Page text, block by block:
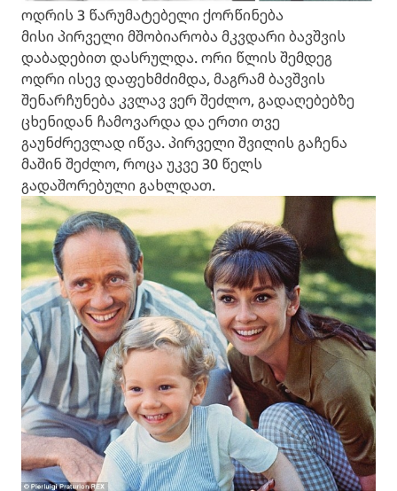
ოდრის 3 წარუმატებელი ქორწინება
მისი პირველი მშობიარობა მკვდარი ბავშვის
დაბადებით დასრულდა. ორი წლის შემდეგ
ოდრი ისევ დაფეხმძიმდა, მაგრამ ბავშვის
შენარჩუნება კვლავ ვერ შეძლო, გადაღებებზე
ცხენიდან ჩამოვარდა და ერთი თვე
გაუნძრევლად იწვა. პირველი შვილის გაჩენა
მაშინ შეძლო, როცა უკვე 30 წელს
გადაშორებული გახლდათ.